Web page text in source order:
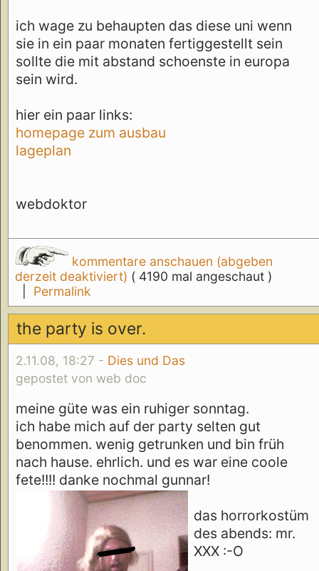
ich wage zu behaupten das diese uni wenn
sie in ein paar monaten fertiggestellt sein
sollte die mit abstand schoenste in europa
sein wird.
hier ein paar links:
homepage zum ausbau
lageplan
webdoktor
kommentare anschauen (abgeben
derzeit deaktiviert) ( 4190 mal angeschaut )
Permalink
the party is over.
2.11.08, 18:27 - Dies und Das
gepostet von web doc
meine güte was ein ruhiger sonntag.
ich habe mich auf der party selten gut
benommen. wenig getrunken und bin früh
nach hause. ehrlich. und es war eine coole
fete!!!! danke nochmal gunnar!
das horrorkostüm
des abends: mr.
XXX :-O